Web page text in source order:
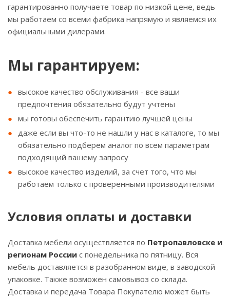
гарантированно получаете товар по низкой цене, ведь
мы работаем со всеми фабрика напрямую и являемся их
официальными дилерами.
Мы гарантируем:
высокое качество обслуживания - все ваши
предпочтения обязательно будут учтены
мы готовы обеспечить гарантию лучшей цены
даже если вы что-то не нашли у нас в каталоге, то мы
обязательно подберем аналог по всем параметрам
подходящий вашему запросу
высокое качество изделий, за счет того, что мы
работаем только с проверенными производителями
Условия оплаты и доставки
Доставка мебели осуществляется по Петропавловске и
регионам России с понедельника по пятницу. Вся
мебель доставляется в разобранном виде, в заводской
упаковке. Также возможен самовывоз со склада.
Доставка и передача Товара Покупателю может быть